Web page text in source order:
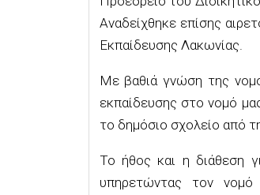
Αναδείχθηκε επίσης
Εκπαίδευσης Λακωνίας.
Με βαθιά γνώση της
εκπαίδευσης στο νομό
το δημόσιο σχολείο από
Το ήθος και η διάθεση
υπηρετώντας τον